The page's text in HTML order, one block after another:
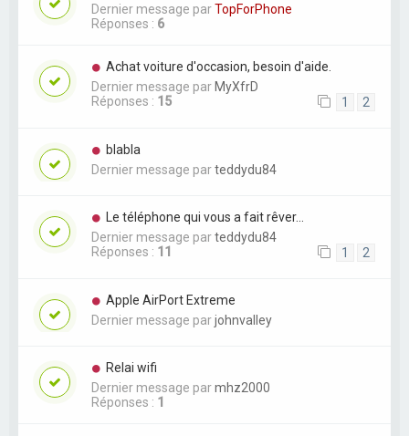
Dernier message parTopForPhone
Réponses : 6
Achat voiture d'occasion, besoin d'aide.
Dernier message parMyXfrD
Réponses : 15 1 2
blabla
Dernier message parteddydu84
Le téléphone qui vous a fait rêver...
Dernier message parteddydu84
Réponses : 11 1 2
Apple AirPort Extreme
Dernier message parjohnvalley
Relai wifi
Dernier message parmhz2000
Réponses : 1